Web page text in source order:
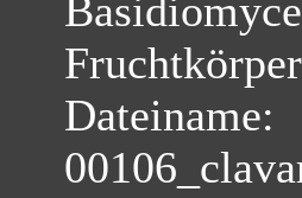
Fruchtkörper
Dateiname: